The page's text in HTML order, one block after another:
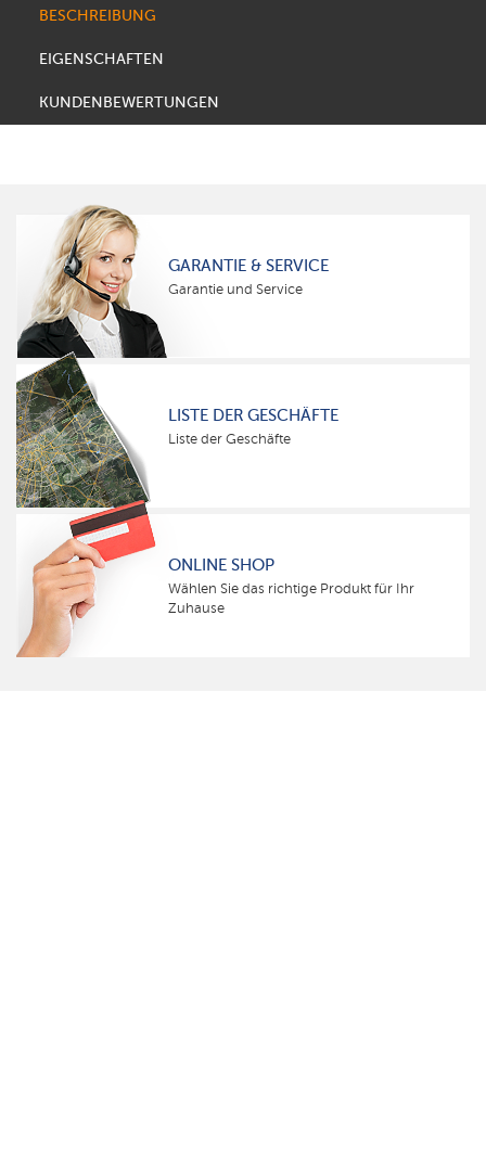
BESCHREIBUNG
EIGENSCHAFTEN
KUNDENBEWERTUNGEN
GARANTIE & SERVICE
Garantie und Service
LISTE DER GESCHÄFTE
Liste der Geschäfte
ONLINE SHOP
Wählen Sie das richtige Produkt für Ihr
Zuhause